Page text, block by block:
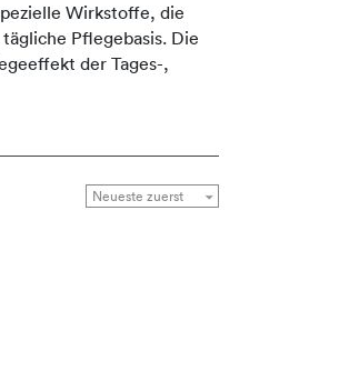
Wirkstoffe, die
Pflegebasis. Die
der Tages-,